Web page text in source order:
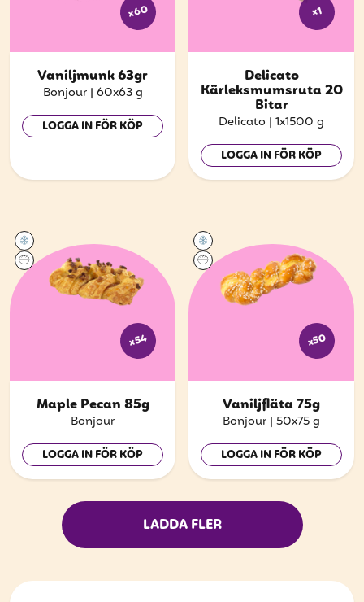
x60
Vaniljmunk 63gr
Bonjour | 60x63 g
LOGGA IN FÖR KÖP
x1
Delicato
Kärleksmumsruta 20
Bitar
Delicato | 1x1500 g
LOGGA IN FÖR KÖP
x54
Maple Pecan 85g
Bonjour
LOGGA IN FÖR KÖP
x50
Vaniljfläta 75g
Bonjour | 50x75 g
LOGGA IN FÖR KÖP
LADDA FLER